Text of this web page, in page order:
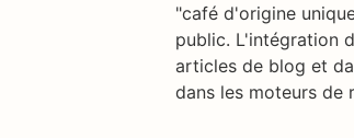
"café d'origine
public. L'intégration
articles de blog et
dans les moteurs de